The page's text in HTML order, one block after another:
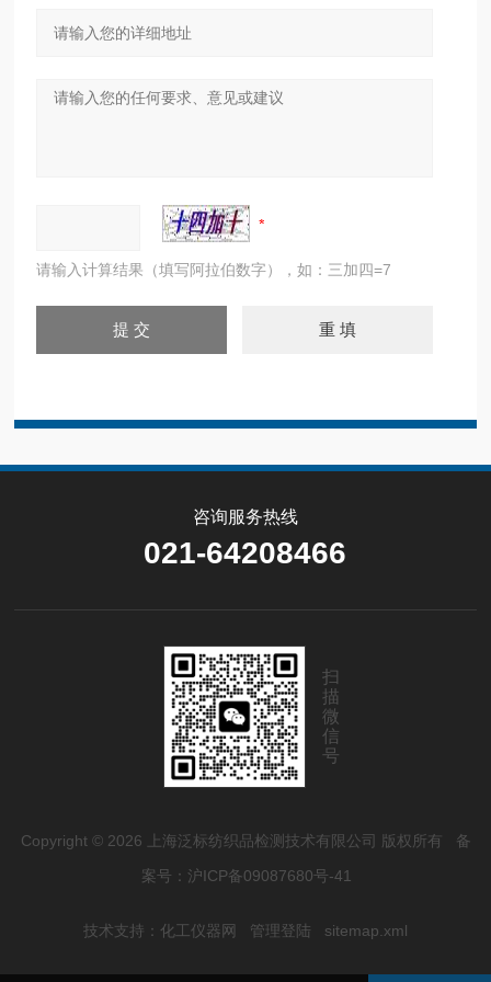
请输入计算结果（填写阿拉伯数字），如：三加四=7
咨询服务热线
021-64208466
扫
描
微
信
号
Copyright © 2026 上海泛标纺织品检测技术有限公司 版权所有 备
案号：沪ICP备09087680号-41
技术支持： 化工仪器网 管理登陆 sitemap.xml